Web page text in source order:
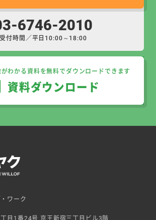
6746-2010
受付時間／平日10:00～18:00
わかる資料を無料でダウンロードできます
資料ダウンロード
ワーク